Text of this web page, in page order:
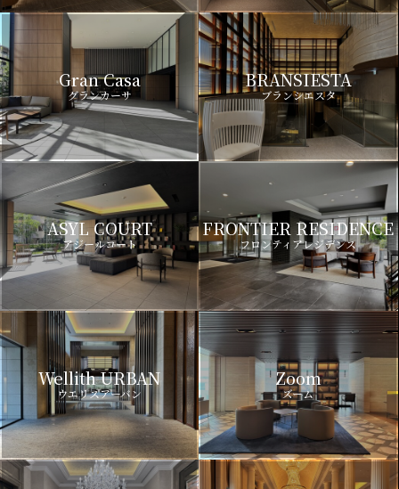
Gran Casa
グランカーサ
BRANSIESTA
ブランシエスタ
ASYL COURT
アジールコート
FRONTIER RESIDENCE
フロンティアレジデンス
Wellith URBAN
ウエリスアーバン
Zoom
ズーム